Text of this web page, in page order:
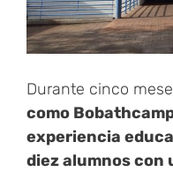
Durante cinco
como
experiencia
diez alumnos con